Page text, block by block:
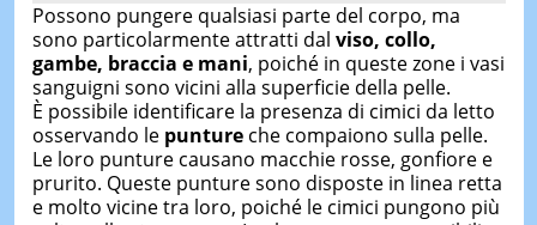
Possono pungere qualsiasi parte del corpo, ma
sono particolarmente attratti dal viso, collo,
gambe, braccia e mani, poiché in queste zone i vasi
sanguigni sono vicini alla superficie della pelle.
È possibile identificare la presenza di cimici da letto
osservando le puntureche compaiono sulla pelle.
Le loro punture causano macchie rosse, gonfiore e
prurito. Queste punture sono disposte in linea retta
e molto vicine tra loro, poiché le cimici pungono più